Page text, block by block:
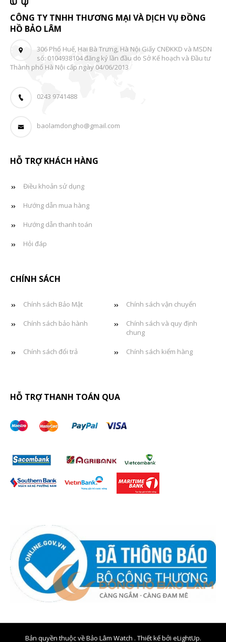
CÔNG TY TNHH THƯƠNG MẠI VÀ DỊCH VỤ ĐỒNG
HỒ BẢO LÂM
306 Phố Huế, Hai Bà Trưng, Hà Nội Giấy CNĐKKD và MSDN
số: 0104938104 đăng ký lần đầu do Sở Kế hoạch và Đầu tư
Thành phố Hà Nội cấp ngày 04/06/2013
0243 9741488
baolamdongho@gmail.com
HỖ TRỢ KHÁCH HÀNG
Điều khoản sử dụng
Hướng dẫn mua hàng
Hướng dẫn thanh toán
Hỏi đáp
CHÍNH SÁCH
Chính sách Bảo Mật Chính sách vận chuyển
Chính sách bảo hành
Chính sách và quy định
chung
Chính sách đổi trả Chính sách kiểm hàng
HỖ TRỢ THANH TOÁN QUA
Bản quyền thuộc về Bảo Lâm Watch . Thiết kế bởi eLightUp.